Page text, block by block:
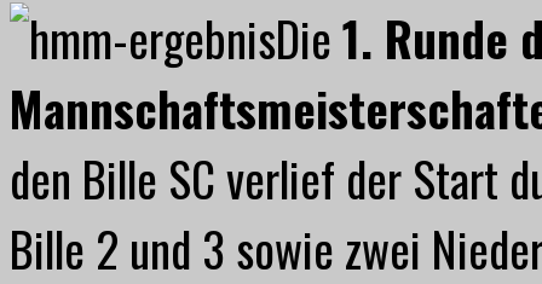
Die1. Runde
den Bille SC verlief der Start
Bille 2 und 3 sowie zwei